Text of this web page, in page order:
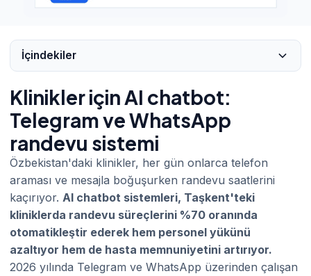
İçindekiler
Klinikler için AI chatbot:
Telegram ve WhatsApp
randevu sistemi
Özbekistan'daki klinikler, her gün onlarca telefon
araması ve mesajla boğuşurken randevu saatlerini
kaçırıyor. AI chatbot sistemleri, Taşkent'teki
kliniklerda randevu süreçlerini %70 oranında
otomatikleştir ederek hem personel yükünü
azaltıyor hem de hasta memnuniyetini artırıyor.
2026 yılında Telegram ve WhatsApp üzerinden çalışan